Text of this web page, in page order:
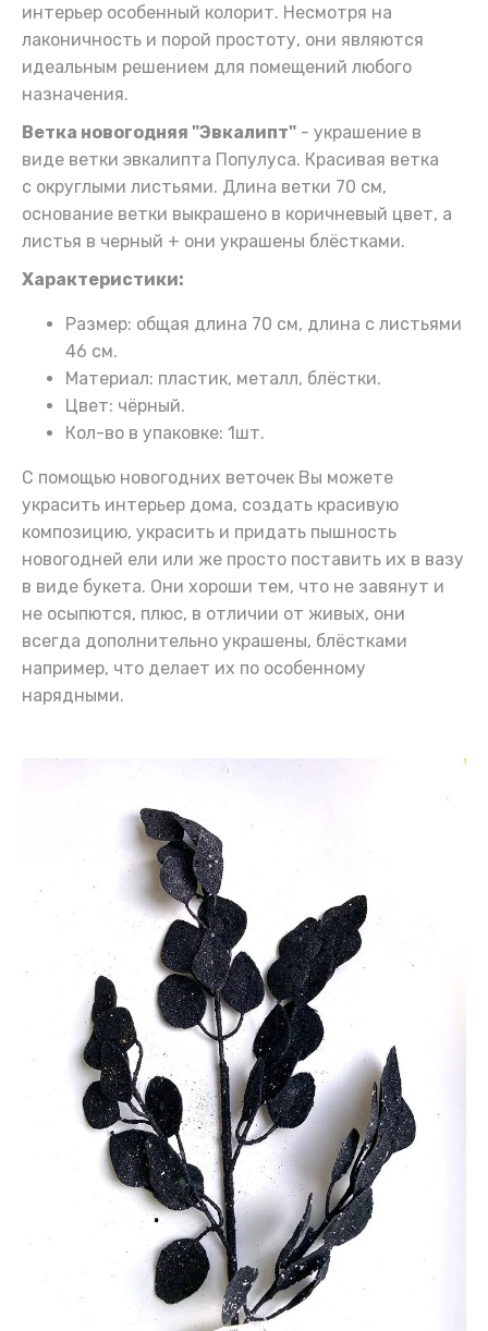
интерьер особенный колорит. Несмотря на
лаконичность и порой простоту, они являются
идеальным решением для помещений любого
назначения.
Ветка новогодняя "Эвкалипт" - украшение в
виде ветки эвкалипта Популуса. Красивая ветка
с округлыми листьями. Длина ветки 70 см,
основание ветки выкрашено в коричневый цвет, а
листья в черный + они украшены блёстками.
Характеристики:
Размер: общая длина 70 см, длина с листьями
46 см.
Материал: пластик, металл, блёстки.
Цвет: чёрный.
Кол-во в упаковке: 1шт.
С помощью новогодних веточек Вы можете
украсить интерьер дома, создать красивую
композицию, украсить и придать пышность
новогодней ели или же просто поставить их в вазу
в виде букета. Они хороши тем, что не завянут и
не осыпются, плюс, в отличии от живых, они
всегда дополнительно украшены, блёстками
например, что делает их по особенному
нарядными.